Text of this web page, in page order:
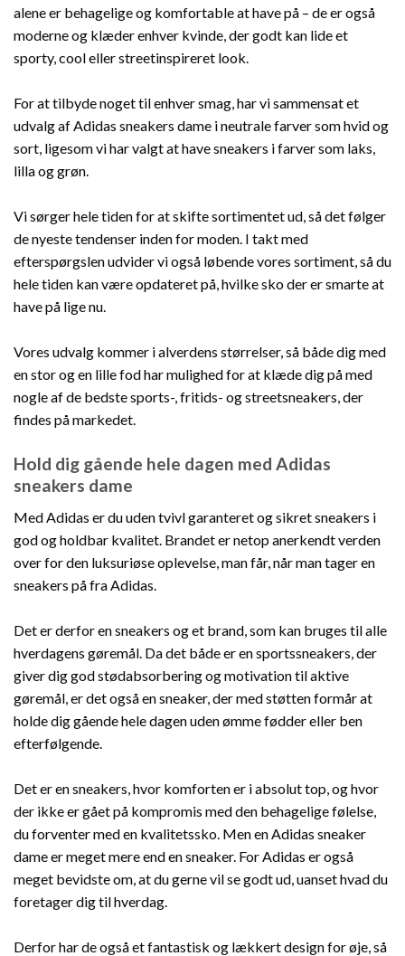
alene er behagelige og komfortable at have på – de er også
moderne og klæder enhver kvinde, der godt kan lide et
sporty, cool eller streetinspireret look.
For at tilbyde noget til enhver smag, har vi sammensat et
udvalg af Adidas sneakers dame i neutrale farver som hvid og
sort, ligesom vi har valgt at have sneakers i farver som laks,
lilla og grøn.
Vi sørger hele tiden for at skifte sortimentet ud, så det følger
de nyeste tendenser inden for moden. I takt med
efterspørgslen udvider vi også løbende vores sortiment, så du
hele tiden kan være opdateret på, hvilke sko der er smarte at
have på lige nu.
Vores udvalg kommer i alverdens størrelser, så både dig med
en stor og en lille fod har mulighed for at klæde dig på med
nogle af de bedste sports-, fritids- og streetsneakers, der
findes på markedet.
Hold dig gående hele dagen med Adidas
sneakers dame
Med Adidas er du uden tvivl garanteret og sikret sneakers i
god og holdbar kvalitet. Brandet er netop anerkendt verden
over for den luksuriøse oplevelse, man får, når man tager en
sneakers på fra Adidas.
Det er derfor en sneakers og et brand, som kan bruges til alle
hverdagens gøremål. Da det både er en sportssneakers, der
giver dig god stødabsorbering og motivation til aktive
gøremål, er det også en sneaker, der med støtten formår at
holde dig gående hele dagen uden ømme fødder eller ben
efterfølgende.
Det er en sneakers, hvor komforten er i absolut top, og hvor
der ikke er gået på kompromis med den behagelige følelse,
du forventer med en kvalitetssko. Men en Adidas sneaker
dame er meget mere end en sneaker. For Adidas er også
meget bevidste om, at du gerne vil se godt ud, uanset hvad du
foretager dig til hverdag.
Derfor har de også et fantastisk og lækkert design for øje, så